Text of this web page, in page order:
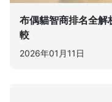
布偶貓智商排名全解
較
2026年01月11日